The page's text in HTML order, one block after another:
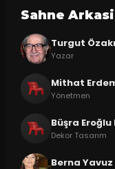
Sahne Arkasi
Turgut
Yazar
Mithat
Yönetmen
Büşra Eroğlu
Dekor Tasarım
Berna Yavuz